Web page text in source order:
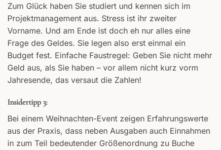
Zum Glück haben Sie studiert und kennen sich im
Projektmanagement aus. Stress ist ihr zweiter
Vorname. Und am Ende ist doch eh nur alles eine
Frage des Geldes. Sie legen also erst einmal ein
Budget fest. Einfache Faustregel: Geben Sie nicht mehr
Geld aus, als Sie haben – vor allem nicht kurz vorm
Jahresende, das versaut die Zahlen!
Insidertipp 3:
Bei einem Weihnachten-Event zeigen Erfahrungswerte
aus der Praxis, dass neben Ausgaben auch Einnahmen
in zum Teil bedeutender Größenordnung zu Buche